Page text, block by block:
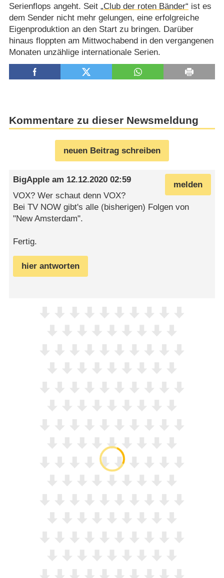
Serienflops angeht. Seit „Club der roten Bänder“ ist es
dem Sender nicht mehr gelungen, eine erfolgreiche
Eigenproduktion an den Start zu bringen. Darüber
hinaus floppten am Mittwochabend in den vergangenen
Monaten unzählige internationale Serien.
Kommentare zu dieser Newsmeldung
neuen Beitrag schreiben
melden
BigApple am 12.12.2020 02:59
VOX? Wer schaut denn VOX?
Bei TV NOW gibt's alle (bisherigen) Folgen von
"New Amsterdam".
Fertig.
hier antworten